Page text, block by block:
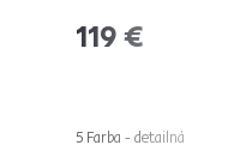
119 €
5 Farba - detailná